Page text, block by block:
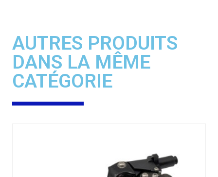
AUTRES PRODUITS
DANS LA MÊME
CATÉGORIE